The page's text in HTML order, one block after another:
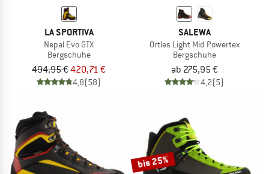
LA SPORTIVA
Nepal Evo GTX
Bergschuhe
494,95 €420,71 €
4,8(58)
SALEWA
Ortles Light Mid Powertex
Bergschuhe
ab 275,95 €
4,2(5)
bis 25%